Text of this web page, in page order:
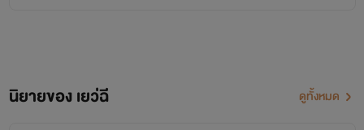
นิยายของ เยว่ฉี ดูทั้งหมด